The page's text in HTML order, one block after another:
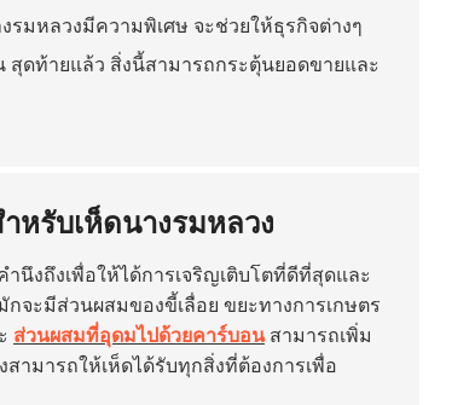
มหลวงมีความพิเศษ จะช่วยให้ธุรกิจต่างๆ
ดท้ายแล้ว สิ่งนี้สามารถกระตุ้นยอดขายและ
หรับเห็ดนางรมหลวง
งถึงเพื่อให้ได้การเจริญเติบโตที่ดีที่สุดและ
จะมีส่วนผสมของขี้เลื่อย ขยะทางการเกษตร
ส่วนผสมที่อุดมไปด้วยคาร์บอนสามารถเพิ่ม
ามารถให้เห็ดได้รับทุกสิ่งที่ต้องการเพื่อ